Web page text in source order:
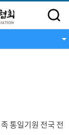
통일기원 전국 전